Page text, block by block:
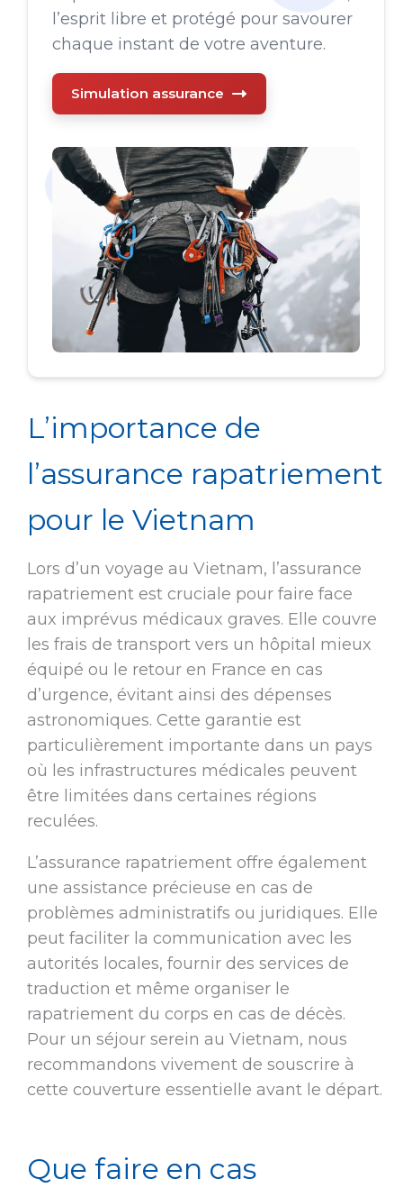
l’esprit libre et protégé pour savourer
chaque instant de votre aventure.
Simulation assurance
L’importance de
l’assurance rapatriement
pour le Vietnam
Lors d’un voyage au Vietnam, l’assurance
rapatriement est cruciale pour faire face
aux imprévus médicaux graves. Elle couvre
les frais de transport vers un hôpital mieux
équipé ou le retour en France en cas
d’urgence, évitant ainsi des dépenses
astronomiques. Cette garantie est
particulièrement importante dans un pays
où les infrastructures médicales peuvent
être limitées dans certaines régions
reculées.
L’assurance rapatriement offre également
une assistance précieuse en cas de
problèmes administratifs ou juridiques. Elle
peut faciliter la communication avec les
autorités locales, fournir des services de
traduction et même organiser le
rapatriement du corps en cas de décès.
Pour un séjour serein au Vietnam, nous
recommandons vivement de souscrire à
cette couverture essentielle avant le départ.
Que faire en cas